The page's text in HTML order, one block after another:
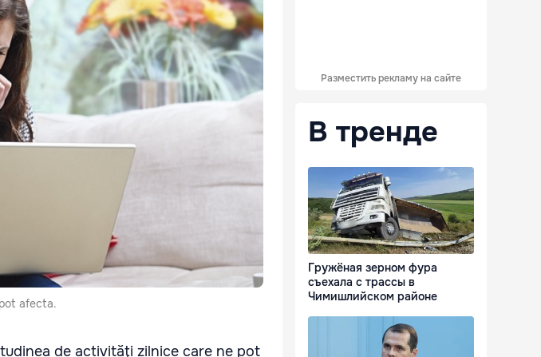
afecta.
de activităţi zilnice care ne pot
Разместить рекламу на сайте
В тренде
Гружёная зерном фура
съехала с трассы в
Чимишлийском районе